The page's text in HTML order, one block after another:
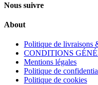
Nous suivre
About
Politique de livraisons
CONDITIONS
Mentions légales
Politique de
Politique de cookies